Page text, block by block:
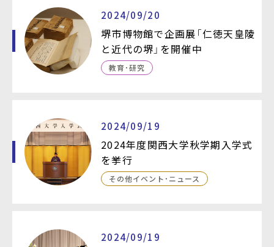
2024/09/20
堺市博物館で企画展「仁徳天皇陵
と近代の堺」を開催中
教育・研究
2024/09/19
2024年度関西大学秋学期入学式
を挙行
その他イベント・ニュース
2024/09/19